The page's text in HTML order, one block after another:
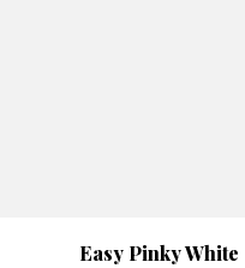
Aperçu rapide
Easy Pinky White